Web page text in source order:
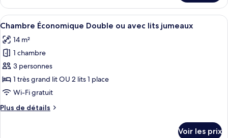
ou
avec
lits
jumeaux,
balcon
le
type
de
Chambre
Deluxe
ou
avec
lits
jumeaux,
balcon
Afficher
toutes
les
photos
pour
ce
type
chambre :
Une chambre moderne avec un
3
Chambre Économique Double ou avec lits jumeaux
14 m²
1 chambre
3 personnes
1 très grand lit OU 2 lits 1 place
Wi-Fi gratuit
Plus de détails
Plus
Voir les prix